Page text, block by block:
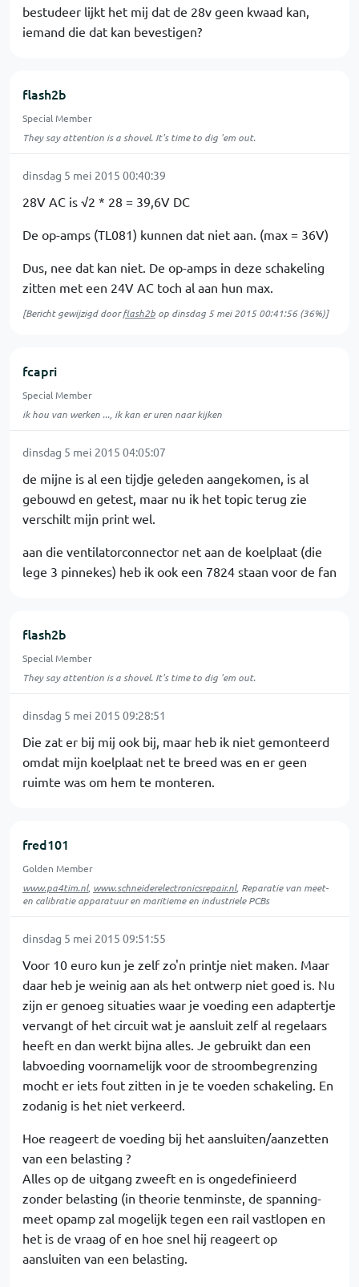
bestudeer lijkt het mij dat de 28v geen kwaad kan,
iemand die dat kan bevestigen?
flash2b
Special Member
They say attention is a shovel. It's time to dig 'em out.
dinsdag 5 mei 2015 00:40:39
28V AC is √2 * 28 = 39,6V DC
De op-amps (TL081) kunnen dat niet aan. (max = 36V)
Dus, nee dat kan niet. De op-amps in deze schakeling
zitten met een 24V AC toch al aan hun max.
[Bericht gewijzigd doorflash2b op dinsdag 5 mei 2015 00:41:56(36%)]
fcapri
Special Member
ik hou van werken ..., ik kan er uren naar kijken
dinsdag 5 mei 2015 04:05:07
de mijne is al een tijdje geleden aangekomen, is al
gebouwd en getest, maar nu ik het topic terug zie
verschilt mijn print wel.
aan die ventilatorconnector net aan de koelplaat (die
lege 3 pinnekes) heb ik ook een 7824 staan voor de fan
flash2b
Special Member
They say attention is a shovel. It's time to dig 'em out.
dinsdag 5 mei 2015 09:28:51
Die zat er bij mij ook bij, maar heb ik niet gemonteerd
omdat mijn koelplaat net te breed was en er geen
ruimte was om hem te monteren.
fred101
Golden Member
www.pa4tim.nl, www.schneiderelectronicsrepair.nl, Reparatie van meet-
en calibratie apparatuur en maritieme en industriele PCBs
dinsdag 5 mei 2015 09:51:55
Voor 10 euro kun je zelf zo'n printje niet maken. Maar
daar heb je weinig aan als het ontwerp niet goed is. Nu
zijn er genoeg situaties waar je voeding een adaptertje
vervangt of het circuit wat je aansluit zelf al regelaars
heeft en dan werkt bijna alles. Je gebruikt dan een
labvoeding voornamelijk voor de stroombegrenzing
mocht er iets fout zitten in je te voeden schakeling. En
zodanig is het niet verkeerd.
Hoe reageert de voeding bij het aansluiten/aanzetten
van een belasting ?
Alles op de uitgang zweeft en is ongedefinieerd
zonder belasting (in theorie tenminste, de spanning-
meet opamp zal mogelijk tegen een rail vastlopen en
het is de vraag of en hoe snel hij reageert op
aansluiten van een belasting.